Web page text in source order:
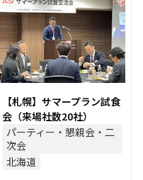
【札幌】サマープラン試食
会（来場社数20社）
パーティー・懇親会・二
次会
北海道